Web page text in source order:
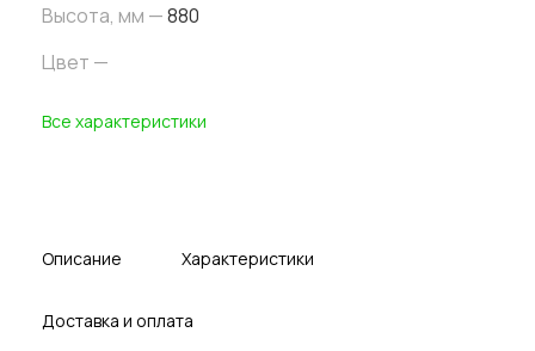
Высота, мм —880
Цвет —
Все характеристики
Описание Характеристики
Доставка и оплата